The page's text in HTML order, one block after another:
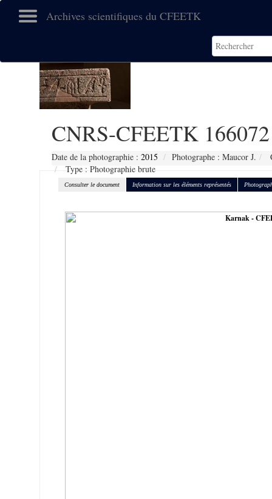
Archives scientifiques du CFEETK
CNRS-CFEETK 166072
Date de la photographie : 2015 Photographe : Maucor J.
Type : Photographie brute
Consulter le document Information sur les éléments représentés